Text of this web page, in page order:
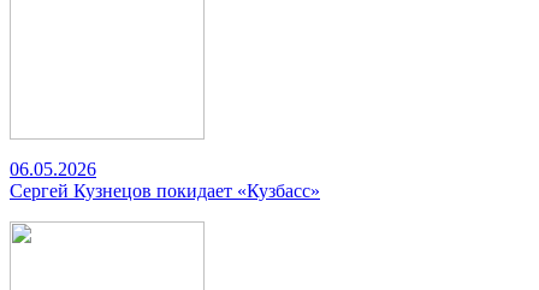
06.05.2026
Сергей Кузнецов покидает «Кузбасс»